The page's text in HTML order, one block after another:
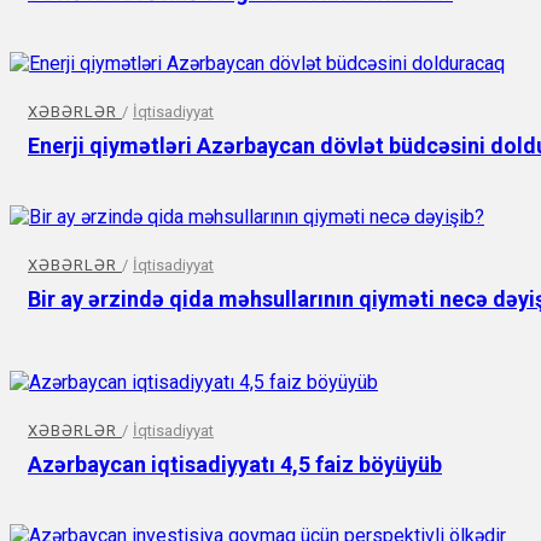
XƏBƏRLƏR / İqtisadiyyat
Enerji qiymətləri Azərbaycan dövlət büdcəsini
XƏBƏRLƏR / İqtisadiyyat
Bir ay ərzində qida məhsullarının qiyməti necə
XƏBƏRLƏR / İqtisadiyyat
Azərbaycan iqtisadiyyatı 4,5 faiz böyüyüb